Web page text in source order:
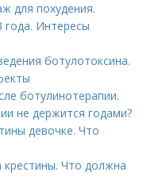
для похудения.
года. Интересы
ботулотоксина.
ботулинотерапии.
не держится годами?
девочке. Что
крестины. Что должна